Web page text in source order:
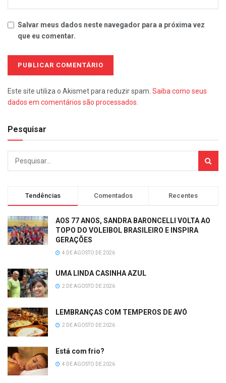
Salvar meus dados neste navegador para a próxima vez
que eu comentar.
Este site utiliza o Akismet para reduzir spam. Saiba como seus
dados em comentários são processados
Pesquisar
Tendências Comentados Recentes
AOS 77 ANOS, SANDRA BARONCELLI VOLTA AO
TOPO DO VOLEIBOL BRASILEIRO E INSPIRA
GERAÇÕES
4 DE AGOSTO DE 2026
UMA LINDA CASINHA AZUL
2 DE AGOSTO DE 2026
LEMBRANÇAS COM TEMPEROS DE AVÓ
2 DE AGOSTO DE 2026
Está com frio?
4 DE AGOSTO DE 2026